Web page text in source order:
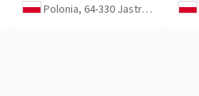
Polonia, 64-330 Jastrzębniki